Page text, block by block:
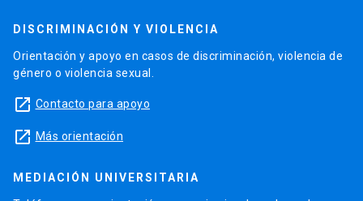
DISCRIMINACIÓN Y VIOLENCIA
Orientación y apoyo en casos de discriminación, violencia de
género o violencia sexual.
launch Contacto para apoyo
launch Más orientación
MEDIACIÓN UNIVERSITARIA